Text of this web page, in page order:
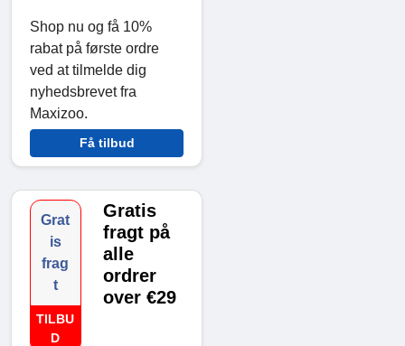
Shop nu og få 10%
rabat på første ordre
ved at tilmelde dig
nyhedsbrevet fra
Maxizoo.
Få tilbud
Grat
is
frag
t
TILBU
D
Gratis
fragt på
alle
ordrer
over €29